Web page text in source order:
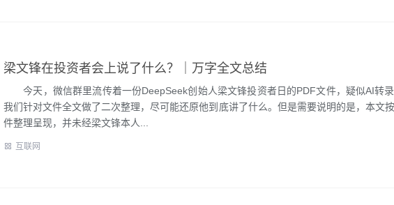
梁文锋在投资者会上说了什么？｜万字全文总结
今天，微信群里流传着一份DeepSeek创始人梁文锋投资者日的PDF文件，疑似AI转录
我们针对文件全文做了二次整理，尽可能还原他到底讲了什么。但是需要说明的是，本文
件整理呈现，并未经梁文锋本人...
互联网